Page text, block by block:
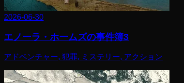
2026-06-30
エノーラ・ホームズの事件簿3
アドベンチャー, 犯罪, ミステリー, アクション